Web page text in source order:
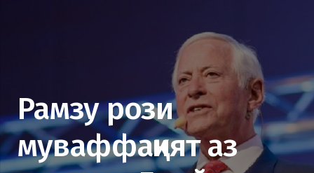
Рамзу рози
муваффақият аз